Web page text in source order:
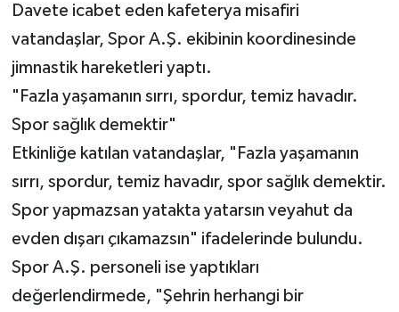
Davete icabet eden kafeterya misafiri
vatandaşlar, Spor A.Ş. ekibinin koordinesinde
jimnastik hareketleri yaptı.
"Fazla yaşamanın sırrı, spordur, temiz havadır.
Spor sağlık demektir"
Etkinliğe katılan vatandaşlar, "Fazla yaşamanın
sırrı, spordur, temiz havadır, spor sağlık demektir.
Spor yapmazsan yatakta yatarsın veyahut da
evden dışarı çıkamazsın" ifadelerinde bulundu.
Spor A.Ş. personeli ise yaptıkları
değerlendirmede, "Şehrin herhangi bir